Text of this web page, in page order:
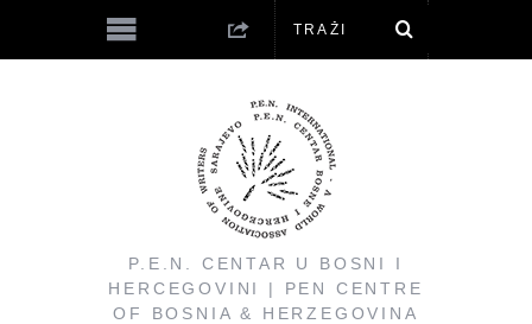
P.E.N. CENTAR U BOSNI I
HERCEGOVINI | PEN CENTRE
OF BOSNIA & HERZEGOVINA